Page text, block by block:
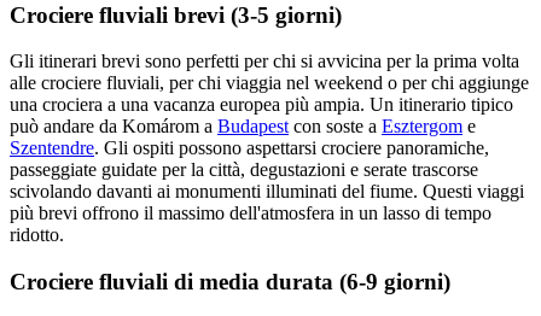
Crociere fluviali brevi (3-5 giorni)
Gli itinerari brevi sono perfetti per chi si avvicina per la prima volta
alle crociere fluviali, per chi viaggia nel weekend o per chi aggiunge
una crociera a una vacanza europea più ampia. Un itinerario tipico
può andare da Komárom a Budapest con soste a Esztergom e
Szentendre. Gli ospiti possono aspettarsi crociere panoramiche,
passeggiate guidate per la città, degustazioni e serate trascorse
scivolando davanti ai monumenti illuminati del fiume. Questi viaggi
più brevi offrono il massimo dell'atmosfera in un lasso di tempo
ridotto.
Crociere fluviali di media durata (6-9 giorni)